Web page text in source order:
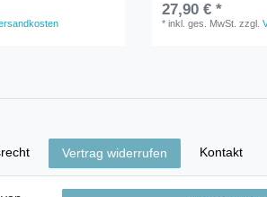
27,90 € *
*inkl. ges. MwSt. zzgl.
Vertrag widerrufen Kontakt